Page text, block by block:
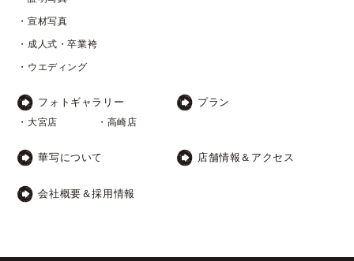
・宣材写真
・成人式・卒業袴
・ウエディング
フォトギャラリー
・大宮店 ・高崎店
プラン
華写について 店舗情報＆アクセス
会社概要＆採用情報